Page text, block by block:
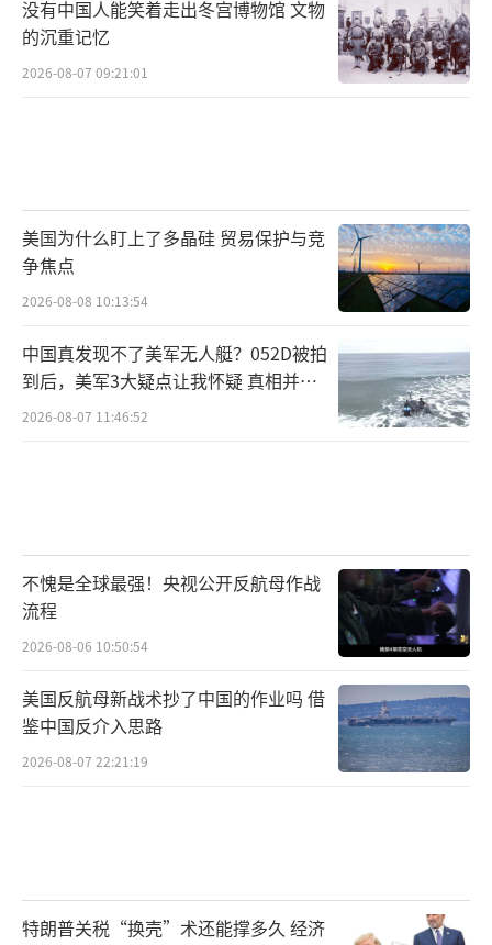
没有中国人能笑着走出冬宫博物馆 文物
的沉重记忆
2026-08-07 09:21:01
美国为什么盯上了多晶硅 贸易保护与竞
争焦点
2026-08-08 10:13:54
中国真发现不了美军无人艇？052D被拍
到后，美军3大疑点让我怀疑 真相并非
如此
2026-08-07 11:46:52
不愧是全球最强！央视公开反航母作战
流程
2026-08-06 10:50:54
美国反航母新战术抄了中国的作业吗 借
鉴中国反介入思路
2026-08-07 22:21:19
特朗普关税“换壳”术还能撑多久 经济